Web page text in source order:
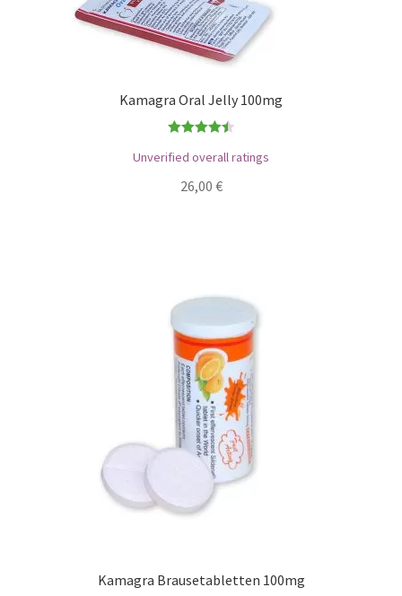
Kamagra Oral Jelly 100mg
mit4.50
von 5
Unverified overall ratings
26,00 €
Kamagra Brausetabletten 100mg